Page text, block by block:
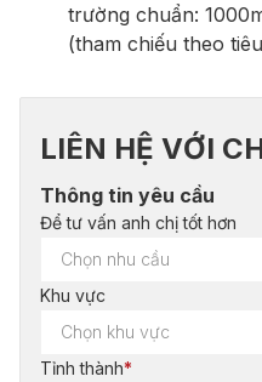
trường chuẩn:
(tham chiếu theo
LIÊN HỆ VỚI
Thông tin yêu cầu
Để tư vấn anh chị tốt hơn
Khu vực
Tỉnh thành*